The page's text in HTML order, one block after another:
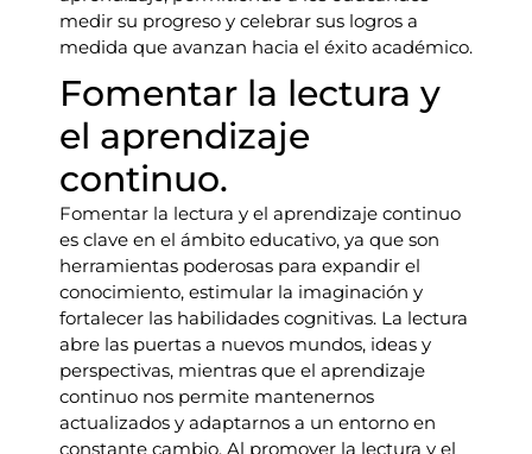
medir su progreso y celebrar sus logros a
medida que avanzan hacia el éxito académico.
Fomentar la lectura y
el aprendizaje
continuo.
Fomentar la lectura y el aprendizaje continuo
es clave en el ámbito educativo, ya que son
herramientas poderosas para expandir el
conocimiento, estimular la imaginación y
fortalecer las habilidades cognitivas. La lectura
abre las puertas a nuevos mundos, ideas y
perspectivas, mientras que el aprendizaje
continuo nos permite mantenernos
actualizados y adaptarnos a un entorno en
constante cambio. Al promover la lectura y el